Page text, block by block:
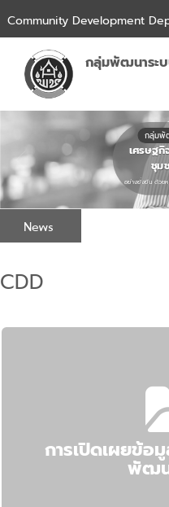
Community Development
กลุ่มพัฒนาระ
กลุ่มพั
เศรษฐกิ
ชุม
อย่างยั่งยืน ด้วย
News
CDD
การเปิดเผยข้อ
พัฒ